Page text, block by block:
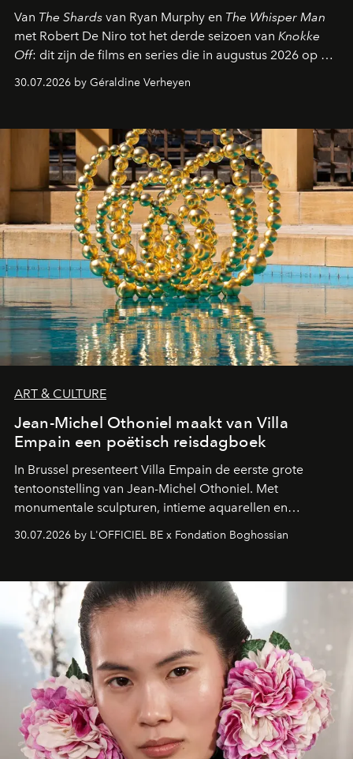
Van The Shards van Ryan Murphy en The Whisper Man
met Robert De Niro tot het derde seizoen van Knokke
Off: dit zijn de films en series die in augustus 2026 op de
streamingplatformen verschijnen.
30.07.2026 by Géraldine Verheyen
ART & CULTURE
Jean-Michel Othoniel maakt van Villa
Empain een poëtisch reisdagboek
In Brussel presenteert Villa Empain de eerste grote
tentoonstelling van Jean-Michel Othoniel. Met
monumentale sculpturen, intieme aquarellen en
fonkelend Murano-glas creëert de Franse kunstenaar
een emotionele reis waarin elk werk de herinnering
moment van verwondering.
30.07.2026 by L'OFFICIEL BE x Fondation Boghossian